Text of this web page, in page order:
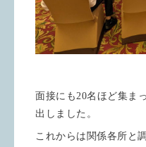
面接にも20名ほど集ま
出しました。
これからは関係各所と